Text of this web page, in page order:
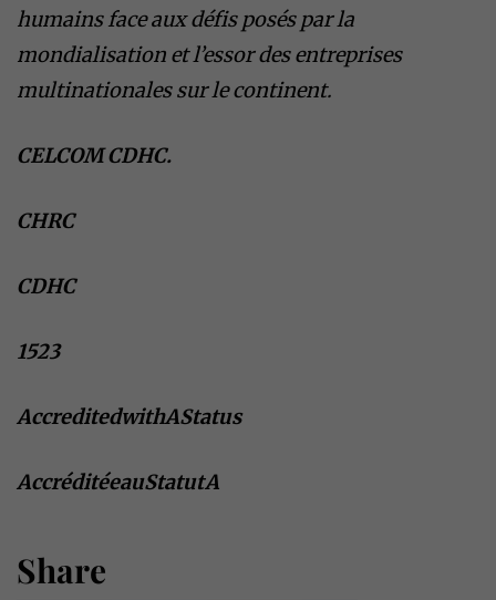
humains face aux défis posés par la
mondialisation et l’essor des entreprises
multinationales sur le continent.
CELCOM CDHC.
CHRC
CDHC
1523
AccreditedwithAStatus
AccréditéeauStatutA
Share